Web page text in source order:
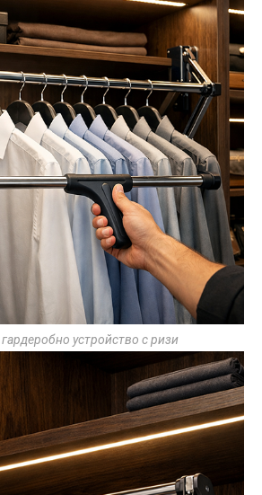
устройство с ризи